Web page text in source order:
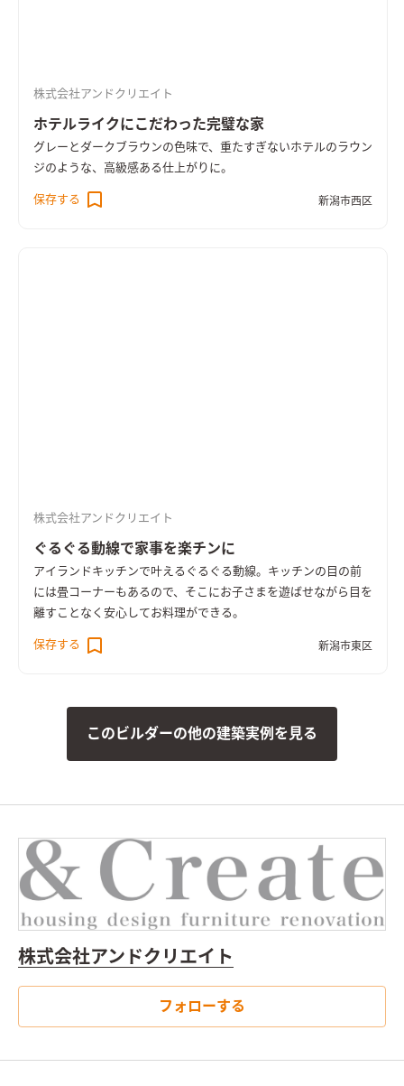
株式会社アンドクリエイト
ホテルライクにこだわった完璧な家
グレーとダークブラウンの色味で、重たすぎないホテルのラウン
ジのような、高級感ある仕上がりに。
保存する 新潟市西区
株式会社アンドクリエイト
ぐるぐる動線で家事を楽チンに
アイランドキッチンで叶えるぐるぐる動線。キッチンの目の前
には畳コーナーもあるので、そこにお子さまを遊ばせながら目を
離すことなく安心してお料理ができる。
保存する 新潟市東区
このビルダーの他の建築実例を見る
株式会社アンドクリエイト
フォローする